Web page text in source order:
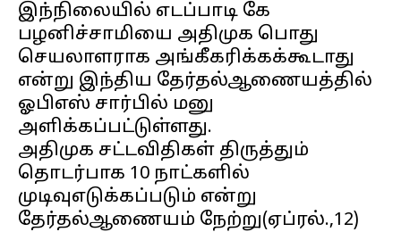
இந்நிலையில் எடப்பாடி கே
பழனிச்சாமியை அதிமுக பொது
செயலாளராக அங்கீகரிக்கக்கூடாது
என்று இந்திய தேர்தல்ஆணையத்தில்
ஓபிஎஸ் சார்பில் மனு
அளிக்கப்பட்டுள்ளது.
அதிமுக சட்டவிதிகள் திருத்தும்
தொடர்பாக 10 நாட்களில்
முடிவுஎடுக்கப்படும் என்று
தேர்தல்ஆணையம் நேற்று(ஏப்ரல்.,12)